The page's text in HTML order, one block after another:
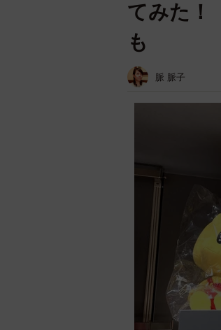
てみた！
も
脈 脈子